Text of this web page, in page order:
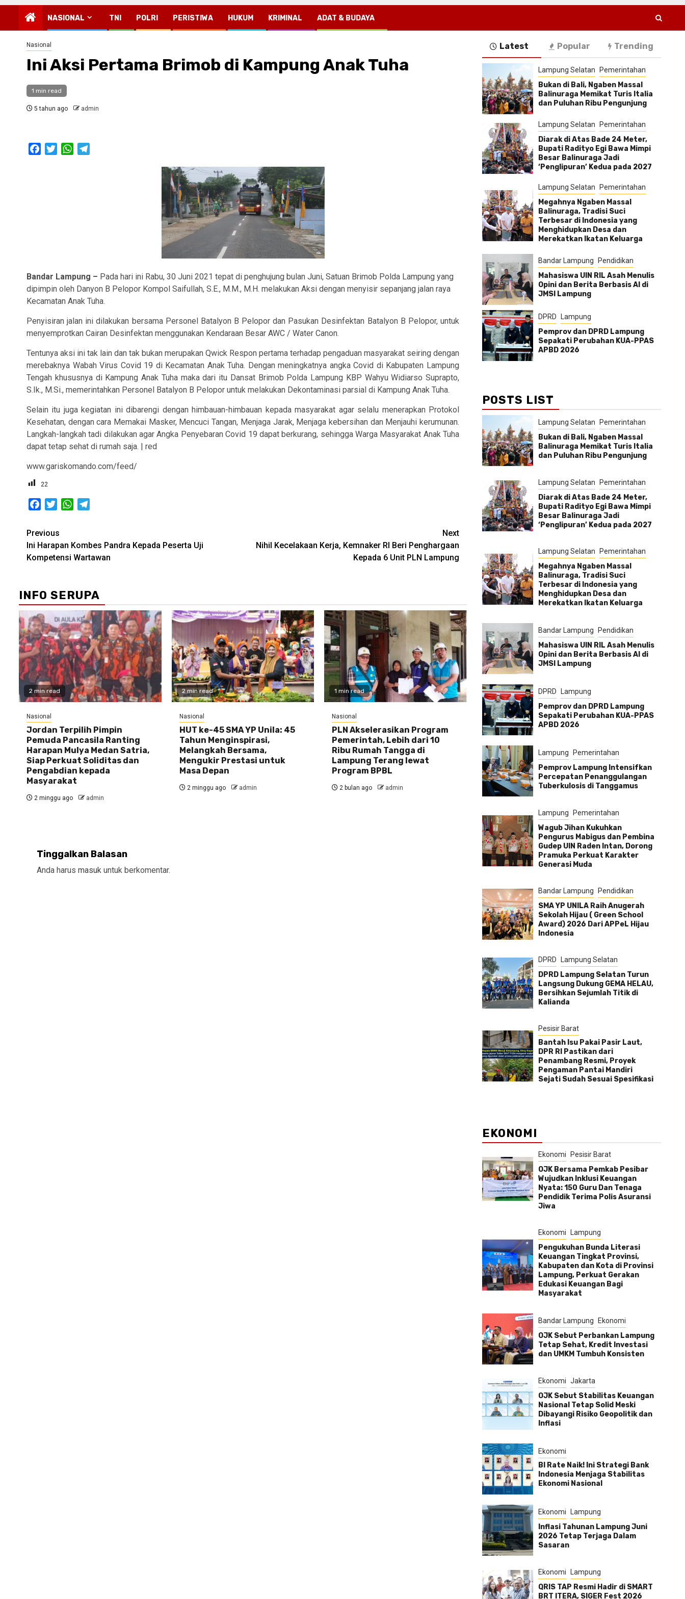
NASIONAL TNI POLRI PERISTIWA HUKUM KRIMINAL ADAT & BUDAYA
Nasional
Ini Aksi Pertama Brimob di Kampung Anak Tuha
1 min read
5 tahun ago admin
FacebookTwitterWhatsApp
Bandar Lampung – Pada hari ini Rabu, 30 Juni 2021 tepat di penghujung bulan Juni, Satuan Brimob Polda Lampung yang
dipimpin oleh Danyon B Pelopor Kompol Saifullah, S.E., M.M., M.H. melakukan Aksi dengan menyisir sepanjang jalan raya
Kecamatan Anak Tuha.
Penyisiran jalan ini dilakukan bersama Personel Batalyon B Pelopor dan Pasukan Desinfektan Batalyon B Pelopor, untuk
menyemprotkan Cairan Desinfektan menggunakan Kendaraan Besar AWC / Water Canon.
Tentunya aksi ini tak lain dan tak bukan merupakan Qwick Respon pertama terhadap pengaduan masyarakat seiring dengan
merebaknya Wabah Virus Covid 19 di Kecamatan Anak Tuha. Dengan meningkatnya angka Covid di Kabupaten Lampung
Tengah khususnya di Kampung Anak Tuha maka dari itu Dansat Brimob Polda Lampung KBP Wahyu Widiarso Suprapto,
S.Ik., M.Si., memerintahkan Personel Batalyon B Pelopor untuk melakukan Dekontaminasi parsial di Kampung Anak Tuha.
Selain itu juga kegiatan ini dibarengi dengan himbauan-himbauan kepada masyarakat agar selalu menerapkan Protokol
Kesehatan, dengan cara Memakai Masker, Mencuci Tangan, Menjaga Jarak, Menjaga kebersihan dan Menjauhi kerumunan.
Langkah-langkah tadi dilakukan agar Angka Penyebaran Covid 19 dapat berkurang, sehingga Warga Masyarakat Anak Tuha
dapat tetap sehat di rumah saja. | red
www.gariskomando.com/feed/
22
FacebookTwitterWhatsApp
Post
navigation
Previous
Ini Harapan Kombes Pandra Kepada Peserta Uji
Kompetensi Wartawan
Next
Nihil Kecelakaan Kerja, Kemnaker RI Beri Penghargaan
Kepada 6 Unit PLN Lampung
INFO SERUPA
2 min read
Nasional
Jordan Terpilih Pimpin
Pemuda Pancasila Ranting
Harapan Mulya Medan Satria,
Siap Perkuat Soliditas dan
Pengabdian kepada
Masyarakat
2 minggu ago admin
2 min read
Nasional
HUT ke-45 SMA YP Unila: 45
Tahun Menginspirasi,
Melangkah Bersama,
Mengukir Prestasi untuk
Masa Depan
2 minggu ago admin
1 min read
Nasional
PLN Akselerasikan Program
Pemerintah, Lebih dari 10
Ribu Rumah Tangga di
Lampung Terang lewat
Program BPBL
2 bulan ago admin
Tinggalkan Balasan
Anda harus masuk untuk berkomentar.
Latest Popular Trending
Lampung Selatan Pemerintahan
Bukan di Bali, Ngaben Massal
Balinuraga Memikat Turis Italia
dan Puluhan Ribu Pengunjung
Lampung Selatan Pemerintahan
Diarak di Atas Bade 24 Meter,
Bupati Radityo Egi Bawa Mimpi
Besar Balinuraga Jadi
‘Penglipuran’ Kedua pada 2027
Lampung Selatan Pemerintahan
Megahnya Ngaben Massal
Balinuraga, Tradisi Suci
Terbesar di Indonesia yang
Menghidupkan Desa dan
Merekatkan Ikatan Keluarga
Bandar Lampung Pendidikan
Mahasiswa UIN RIL Asah Menulis
Opini dan Berita Berbasis AI di
JMSI Lampung
DPRD Lampung
Pemprov dan DPRD Lampung
Sepakati Perubahan KUA-PPAS
APBD 2026
POSTS LIST
Lampung Selatan Pemerintahan
Bukan di Bali, Ngaben Massal
Balinuraga Memikat Turis Italia
dan Puluhan Ribu Pengunjung
Lampung Selatan Pemerintahan
Diarak di Atas Bade 24 Meter,
Bupati Radityo Egi Bawa Mimpi
Besar Balinuraga Jadi
‘Penglipuran’ Kedua pada 2027
Lampung Selatan Pemerintahan
Megahnya Ngaben Massal
Balinuraga, Tradisi Suci
Terbesar di Indonesia yang
Menghidupkan Desa dan
Merekatkan Ikatan Keluarga
Bandar Lampung Pendidikan
Mahasiswa UIN RIL Asah Menulis
Opini dan Berita Berbasis AI di
JMSI Lampung
DPRD Lampung
Pemprov dan DPRD Lampung
Sepakati Perubahan KUA-PPAS
APBD 2026
Lampung Pemerintahan
Pemprov Lampung Intensifkan
Percepatan Penanggulangan
Tuberkulosis di Tanggamus
Lampung Pemerintahan
Wagub Jihan Kukuhkan
Pengurus Mabigus dan Pembina
Gudep UIN Raden Intan, Dorong
Pramuka Perkuat Karakter
Generasi Muda
Bandar Lampung Pendidikan
SMA YP UNILA Raih Anugerah
Sekolah Hijau ( Green School
Award) 2026 Dari APPeL Hijau
Indonesia
DPRD Lampung Selatan
DPRD Lampung Selatan Turun
Langsung Dukung GEMA HELAU,
Bersihkan Sejumlah Titik di
Kalianda
Pesisir Barat
Bantah Isu Pakai Pasir Laut,
DPR RI Pastikan dari
Penambang Resmi, Proyek
Pengaman Pantai Mandiri
Sejati Sudah Sesuai Spesifikasi
EKONOMI
Ekonomi Pesisir Barat
OJK Bersama Pemkab Pesibar
Wujudkan Inklusi Keuangan
Nyata: 150 Guru Dan Tenaga
Pendidik Terima Polis Asuransi
Jiwa
Ekonomi Lampung
Pengukuhan Bunda Literasi
Keuangan Tingkat Provinsi,
Kabupaten dan Kota di Provinsi
Lampung, Perkuat Gerakan
Edukasi Keuangan Bagi
Masyarakat
Bandar Lampung Ekonomi
OJK Sebut Perbankan Lampung
Tetap Sehat, Kredit Investasi
dan UMKM Tumbuh Konsisten
Ekonomi Jakarta
OJK Sebut Stabilitas Keuangan
Nasional Tetap Solid Meski
Dibayangi Risiko Geopolitik dan
Inflasi
Ekonomi
BI Rate Naik! Ini Strategi Bank
Indonesia Menjaga Stabilitas
Ekonomi Nasional
Ekonomi Lampung
Inflasi Tahunan Lampung Juni
2026 Tetap Terjaga Dalam
Sasaran
Ekonomi Lampung
QRIS TAP Resmi Hadir di SMART
BRT ITERA, SIGER Fest 2026